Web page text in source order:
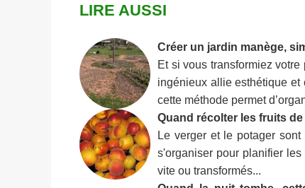
LIRE AUSSI
Créer un jardin manège,
Et si vous transformiez
ingénieux allie esthétique et
cette méthode permet
Quand récolter les fruits de
Le verger et le potager
s'organiser pour planifier
vite ou transformés...